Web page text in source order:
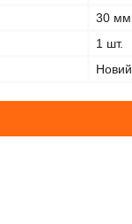
30 мм
1 шт.
Новий